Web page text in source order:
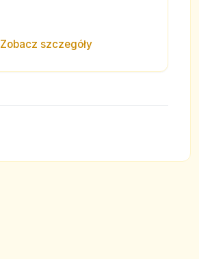
Zobacz szczegóły